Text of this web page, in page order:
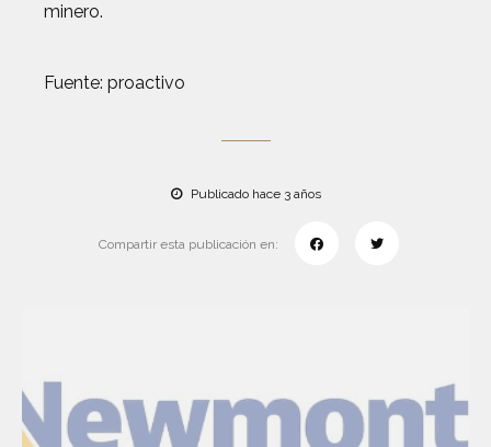
minero.
Fuente: proactivo
Publicado hace 3 años
Compartir esta publicación en: